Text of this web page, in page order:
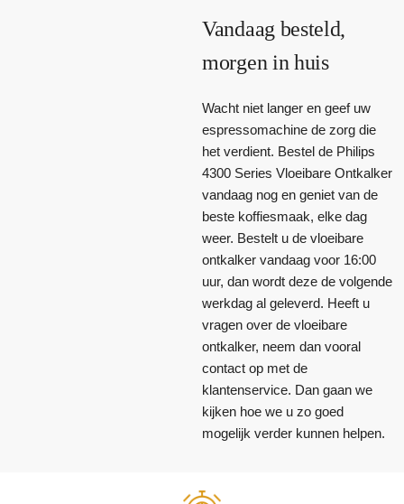
Vandaag besteld,
morgen in huis
Wacht niet langer en geef uw
espressomachine de zorg die
het verdient. Bestel de Philips
4300 Series Vloeibare Ontkalker
vandaag nog en geniet van de
beste koffiesmaak, elke dag
weer. Bestelt u de vloeibare
ontkalker vandaag voor 16:00
uur, dan wordt deze de volgende
werkdag al geleverd. Heeft u
vragen over de vloeibare
ontkalker, neem dan vooral
contact op met de
klantenservice. Dan gaan we
kijken hoe we u zo goed
mogelijk verder kunnen helpen.